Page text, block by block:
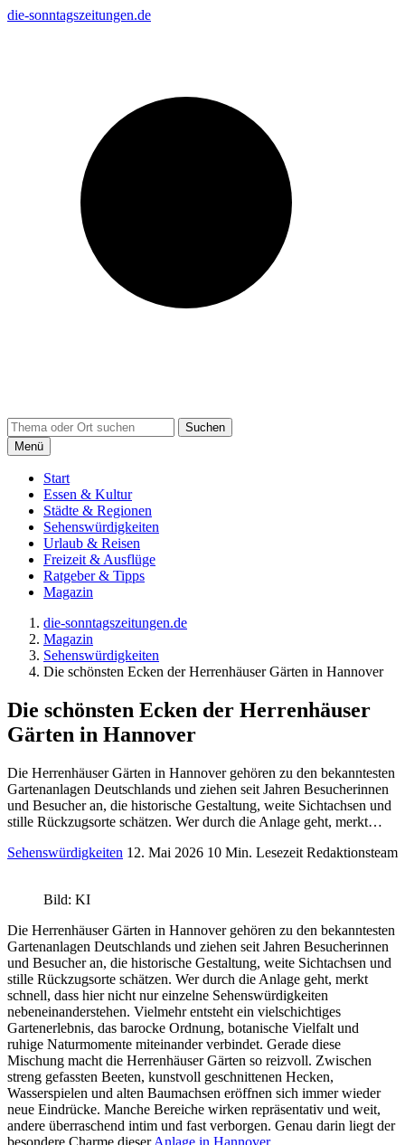
Zum
die-sonntagszeitungen.de
Suchen
Menü
Start
Essen & Kultur
Städte & Regionen
Sehenswürdigkeiten
Urlaub & Reisen
Freizeit & Ausflüge
Ratgeber & Tipps
Magazin
die-sonntagszeitungen.de
Magazin
Sehenswürdigkeiten
Die schönsten Ecken der Herrenhäuser Gärten in Hannover
Die schönsten Ecken der Herrenhäuser
Gärten in Hannover
Die Herrenhäuser Gärten in Hannover gehören zu den bekanntesten
Gartenanlagen Deutschlands und ziehen seit Jahren Besucherinnen
und Besucher an, die historische Gestaltung, weite Sichtachsen und
stille Rückzugsorte schätzen. Wer durch die Anlage geht, merkt…
Sehenswürdigkeiten 12. Mai 2026 10 Min. Lesezeit Redaktionsteam
Bild: KI
Die Herrenhäuser Gärten in Hannover gehören zu den bekanntesten
Gartenanlagen Deutschlands und ziehen seit Jahren Besucherinnen
und Besucher an, die historische Gestaltung, weite Sichtachsen und
stille Rückzugsorte schätzen. Wer durch die Anlage geht, merkt
schnell, dass hier nicht nur einzelne Sehenswürdigkeiten
nebeneinanderstehen. Vielmehr entsteht ein vielschichtiges
Gartenerlebnis, das barocke Ordnung, botanische Vielfalt und
ruhige Naturmomente miteinander verbindet. Gerade diese
Mischung macht die Herrenhäuser Gärten so reizvoll. Zwischen
streng gefassten Beeten, kunstvoll geschnittenen Hecken,
Wasserspielen und alten Baumachsen eröffnen sich immer wieder
neue Eindrücke. Manche Bereiche wirken repräsentativ und weit,
andere überraschend intim und fast verborgen. Genau darin liegt der
besondere Charme dieserAnlage in Hannover.